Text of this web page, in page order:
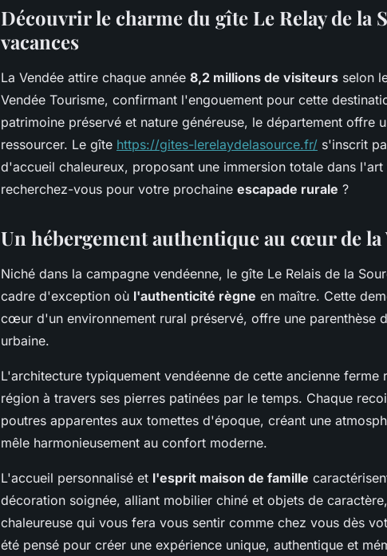
Découvrir le charme du gîte Le Relay de la
vacances
La Vendée attire chaque année 8,2 millions de visiteurs selon
Vendée Tourisme, confirmant l'engouement pour cette
patrimoine préservé et nature généreuse, le département offre
ressourcer. Le gîte https://gites-lerelaydelasource.fr/ s'inscrit
d'accueil chaleureux, proposant une immersion totale dans
recherchez-vous pour votre prochaine escapade rurale ?
Un hébergement authentique au cœur de la
Niché dans la campagne vendéenne, le gîte Le Relais de la
cadre d'exception où l'authenticité règne en maître. Cette
cœur d'un environnement rural préservé, offre une parenthèse
urbaine.
L'architecture typiquement vendéenne de cette ancienne
région à travers ses pierres patinées par le temps. Chaque
poutres apparentes aux tomettes d'époque, créant une
mêle harmonieusement au confort moderne.
L'accueil personnalisé et l'esprit maison de famille
décoration soignée, alliant mobilier chiné et objets de
chaleureuse qui vous fera vous sentir comme chez vous dès
été pensé pour créer une expérience unique, authentique et